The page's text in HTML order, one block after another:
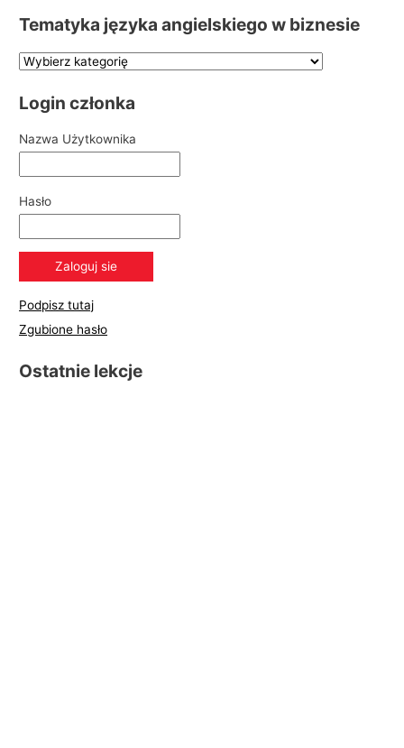
Tematyka języka angielskiego w biznesie
Login członka
Nazwa Użytkownika
Hasło
Podpisz tutaj
Zgubione hasło
Ostatnie lekcje